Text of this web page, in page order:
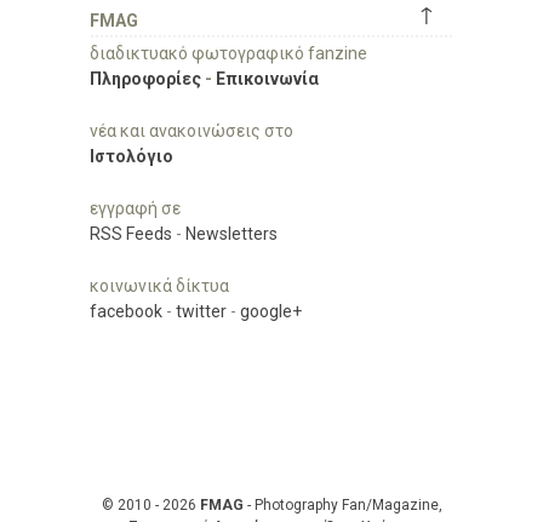
↑
FMAG
διαδικτυακό φωτογραφικό fanzine
Πληροφορίες - Επικοινωνία
νέα και ανακοινώσεις στο
Ιστολόγιο
εγγραφή σε
RSS Feeds - Newsletters
κοινωνικά δίκτυα
facebook - twitter - google+
© 2010 - 2026 FMAG - Photography Fan/Magazine,